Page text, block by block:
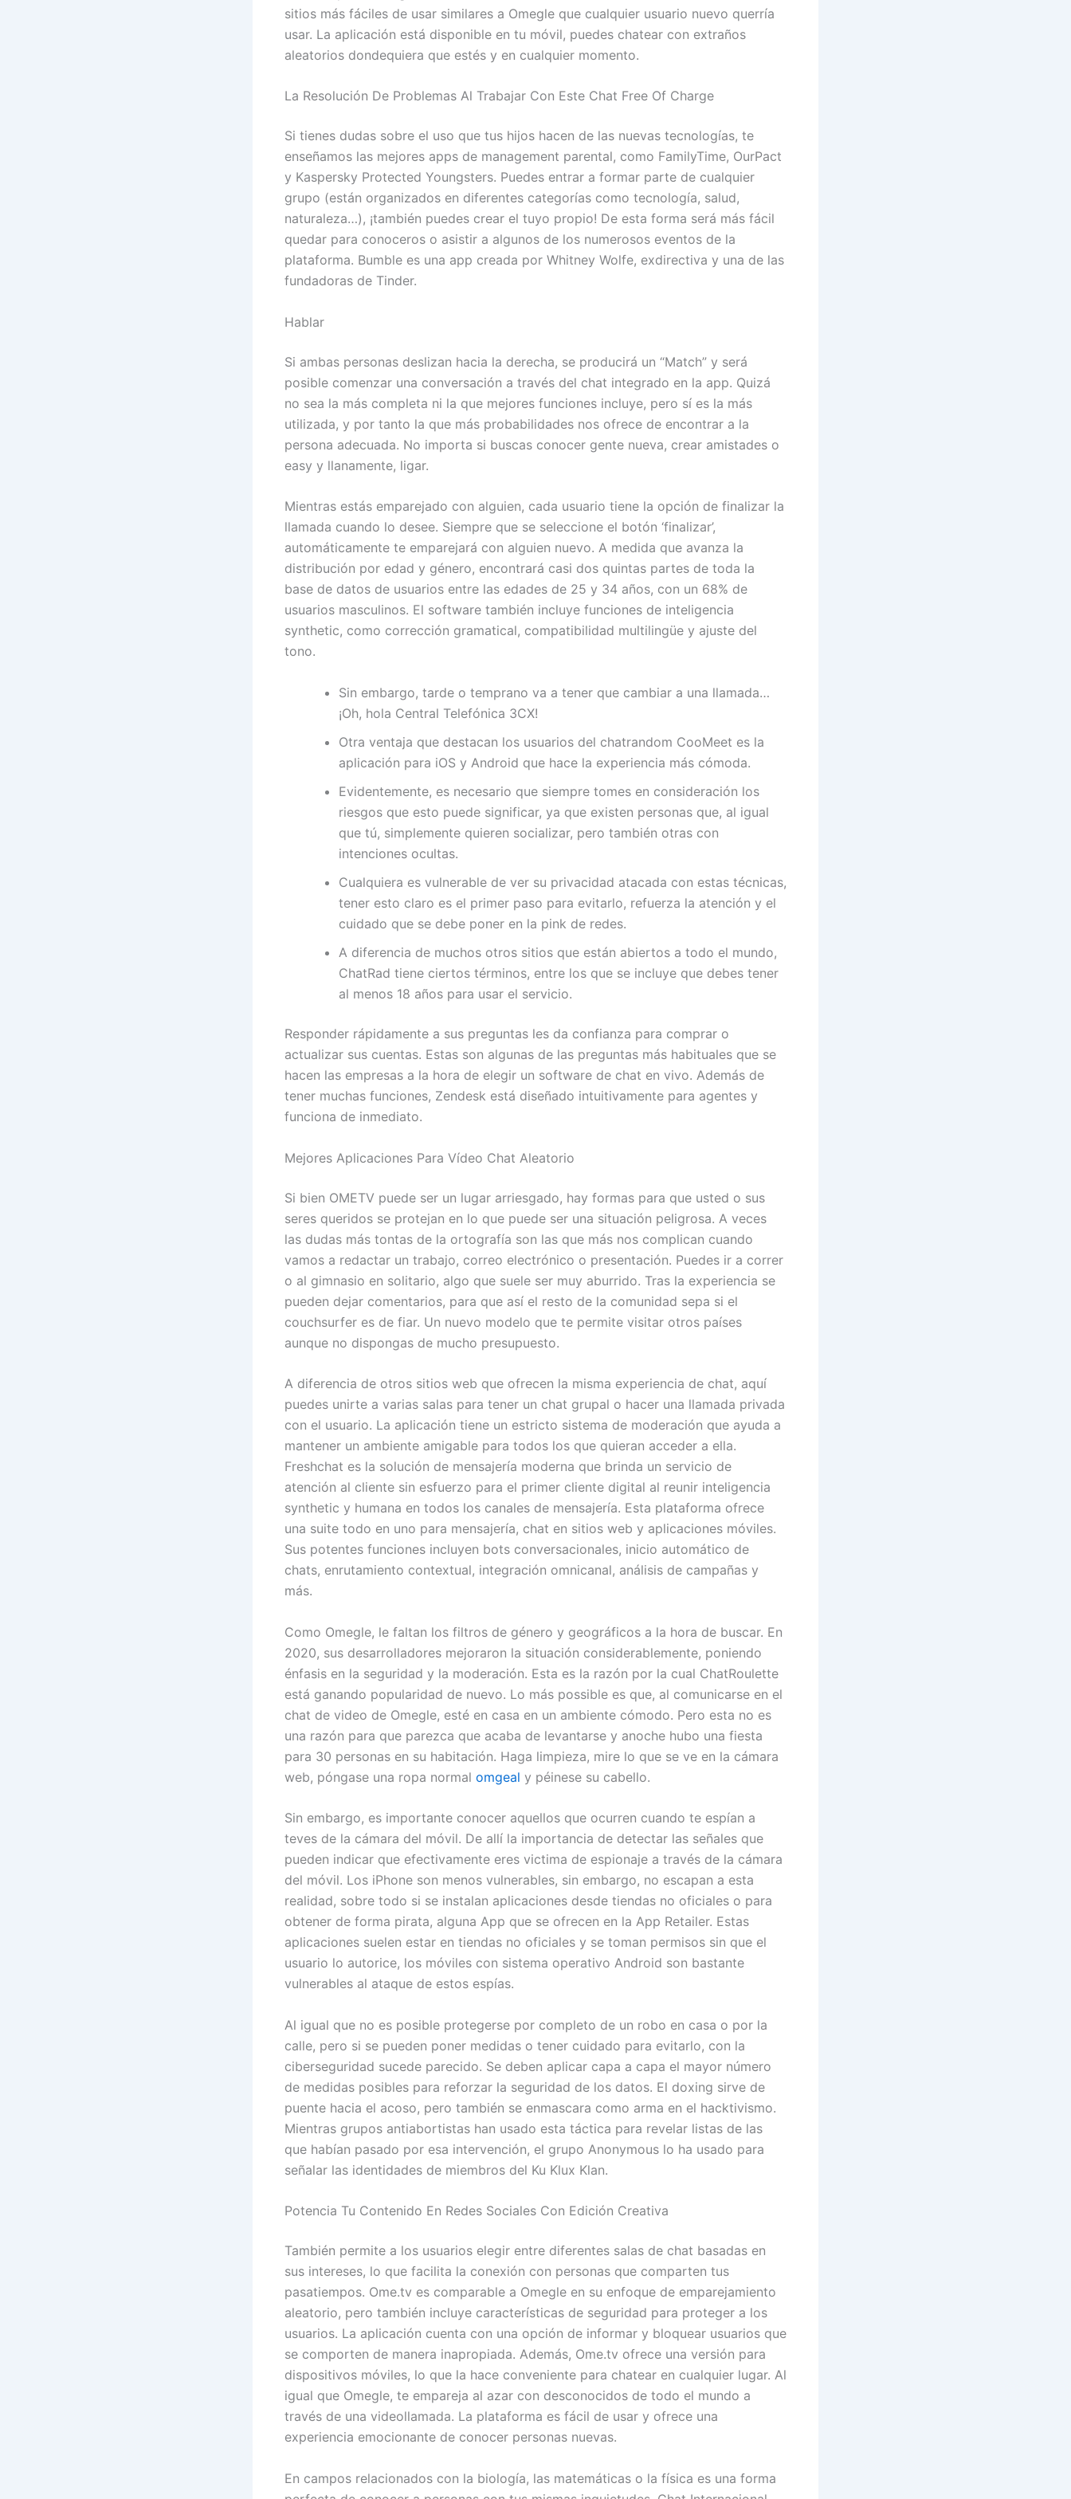
sitios más fáciles de usar similares a Omegle que cualquier usuario nuevo querría
usar. La aplicación está disponible en tu móvil, puedes chatear con extraños
aleatorios dondequiera que estés y en cualquier momento.
La Resolución De Problemas Al Trabajar Con Este Chat Free Of Charge
Si tienes dudas sobre el uso que tus hijos hacen de las nuevas tecnologías, te
enseñamos las mejores apps de management parental, como FamilyTime, OurPact
y Kaspersky Protected Youngsters. Puedes entrar a formar parte de cualquier
grupo (están organizados en diferentes categorías como tecnología, salud,
naturaleza…), ¡también puedes crear el tuyo propio! De esta forma será más fácil
quedar para conoceros o asistir a algunos de los numerosos eventos de la
plataforma. Bumble es una app creada por Whitney Wolfe, exdirectiva y una de las
fundadoras de Tinder.
Hablar
Si ambas personas deslizan hacia la derecha, se producirá un “Match” y será
posible comenzar una conversación a través del chat integrado en la app. Quizá
no sea la más completa ni la que mejores funciones incluye, pero sí es la más
utilizada, y por tanto la que más probabilidades nos ofrece de encontrar a la
persona adecuada. No importa si buscas conocer gente nueva, crear amistades o
easy y llanamente, ligar.
Mientras estás emparejado con alguien, cada usuario tiene la opción de finalizar la
llamada cuando lo desee. Siempre que se seleccione el botón ‘finalizar’,
automáticamente te emparejará con alguien nuevo. A medida que avanza la
distribución por edad y género, encontrará casi dos quintas partes de toda la
base de datos de usuarios entre las edades de 25 y 34 años, con un 68% de
usuarios masculinos. El software también incluye funciones de inteligencia
synthetic, como corrección gramatical, compatibilidad multilingüe y ajuste del
tono.
Sin embargo, tarde o temprano va a tener que cambiar a una llamada…
¡Oh, hola Central Telefónica 3CX!
Otra ventaja que destacan los usuarios del chatrandom CooMeet es la
aplicación para iOS y Android que hace la experiencia más cómoda.
Evidentemente, es necesario que siempre tomes en consideración los
riesgos que esto puede significar, ya que existen personas que, al igual
que tú, simplemente quieren socializar, pero también otras con
intenciones ocultas.
Cualquiera es vulnerable de ver su privacidad atacada con estas técnicas,
tener esto claro es el primer paso para evitarlo, refuerza la atención y el
cuidado que se debe poner en la pink de redes.
A diferencia de muchos otros sitios que están abiertos a todo el mundo,
ChatRad tiene ciertos términos, entre los que se incluye que debes tener
al menos 18 años para usar el servicio.
Responder rápidamente a sus preguntas les da confianza para comprar o
actualizar sus cuentas. Estas son algunas de las preguntas más habituales que se
hacen las empresas a la hora de elegir un software de chat en vivo. Además de
tener muchas funciones, Zendesk está diseñado intuitivamente para agentes y
funciona de inmediato.
Mejores Aplicaciones Para Vídeo Chat Aleatorio
Si bien OMETV puede ser un lugar arriesgado, hay formas para que usted o sus
seres queridos se protejan en lo que puede ser una situación peligrosa. A veces
las dudas más tontas de la ortografía son las que más nos complican cuando
vamos a redactar un trabajo, correo electrónico o presentación. Puedes ir a correr
o al gimnasio en solitario, algo que suele ser muy aburrido. Tras la experiencia se
pueden dejar comentarios, para que así el resto de la comunidad sepa si el
couchsurfer es de fiar. Un nuevo modelo que te permite visitar otros países
aunque no dispongas de mucho presupuesto.
A diferencia de otros sitios web que ofrecen la misma experiencia de chat, aquí
puedes unirte a varias salas para tener un chat grupal o hacer una llamada privada
con el usuario. La aplicación tiene un estricto sistema de moderación que ayuda a
mantener un ambiente amigable para todos los que quieran acceder a ella.
Freshchat es la solución de mensajería moderna que brinda un servicio de
atención al cliente sin esfuerzo para el primer cliente digital al reunir inteligencia
synthetic y humana en todos los canales de mensajería. Esta plataforma ofrece
una suite todo en uno para mensajería, chat en sitios web y aplicaciones móviles.
Sus potentes funciones incluyen bots conversacionales, inicio automático de
chats, enrutamiento contextual, integración omnicanal, análisis de campañas y
más.
Como Omegle, le faltan los filtros de género y geográficos a la hora de buscar. En
2020, sus desarrolladores mejoraron la situación considerablemente, poniendo
énfasis en la seguridad y la moderación. Esta es la razón por la cual ChatRoulette
está ganando popularidad de nuevo. Lo más possible es que, al comunicarse en el
chat de video de Omegle, esté en casa en un ambiente cómodo. Pero esta no es
una razón para que parezca que acaba de levantarse y anoche hubo una fiesta
para 30 personas en su habitación. Haga limpieza, mire lo que se ve en la cámara
web, póngase una ropa normal omgeal y péinese su cabello.
Sin embargo, es importante conocer aquellos que ocurren cuando te espían a
teves de la cámara del móvil. De allí la importancia de detectar las señales que
pueden indicar que efectivamente eres victima de espionaje a través de la cámara
del móvil. Los iPhone son menos vulnerables, sin embargo, no escapan a esta
realidad, sobre todo si se instalan aplicaciones desde tiendas no oficiales o para
obtener de forma pirata, alguna App que se ofrecen en la App Retailer. Estas
aplicaciones suelen estar en tiendas no oficiales y se toman permisos sin que el
usuario lo autorice, los móviles con sistema operativo Android son bastante
vulnerables al ataque de estos espías.
Al igual que no es posible protegerse por completo de un robo en casa o por la
calle, pero si se pueden poner medidas o tener cuidado para evitarlo, con la
ciberseguridad sucede parecido. Se deben aplicar capa a capa el mayor número
de medidas posibles para reforzar la seguridad de los datos. El doxing sirve de
puente hacia el acoso, pero también se enmascara como arma en el hacktivismo.
Mientras grupos antiabortistas han usado esta táctica para revelar listas de las
que habían pasado por esa intervención, el grupo Anonymous lo ha usado para
señalar las identidades de miembros del Ku Klux Klan.
Potencia Tu Contenido En Redes Sociales Con Edición Creativa
También permite a los usuarios elegir entre diferentes salas de chat basadas en
sus intereses, lo que facilita la conexión con personas que comparten tus
pasatiempos. Ome.tv es comparable a Omegle en su enfoque de emparejamiento
aleatorio, pero también incluye características de seguridad para proteger a los
usuarios. La aplicación cuenta con una opción de informar y bloquear usuarios que
se comporten de manera inapropiada. Además, Ome.tv ofrece una versión para
dispositivos móviles, lo que la hace conveniente para chatear en cualquier lugar. Al
igual que Omegle, te empareja al azar con desconocidos de todo el mundo a
través de una videollamada. La plataforma es fácil de usar y ofrece una
experiencia emocionante de conocer personas nuevas.
En campos relacionados con la biología, las matemáticas o la física es una forma